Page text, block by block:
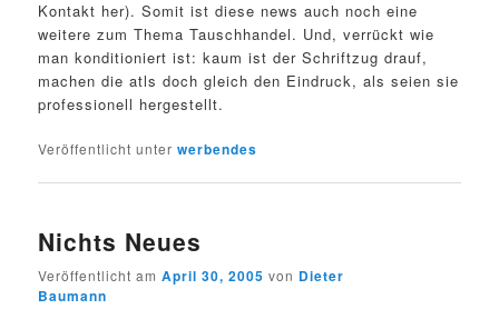
Kontakt her). Somit ist diese news auch noch eine
weitere zum Thema Tauschhandel. Und, verrückt wie
man konditioniert ist: kaum ist der Schriftzug drauf,
machen die atls doch gleich den Eindruck, als seien sie
professionell hergestellt.
Veröffentlicht unter werbendes
Nichts Neues
Veröffentlicht amApril 30, 2005 von Dieter
Baumann